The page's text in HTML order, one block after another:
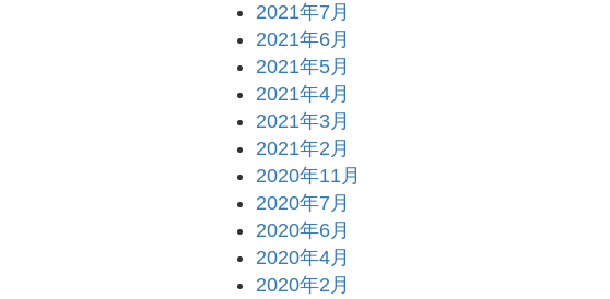
2021年7月
2021年6月
2021年5月
2021年4月
2021年3月
2021年2月
2020年11月
2020年7月
2020年6月
2020年4月
2020年2月